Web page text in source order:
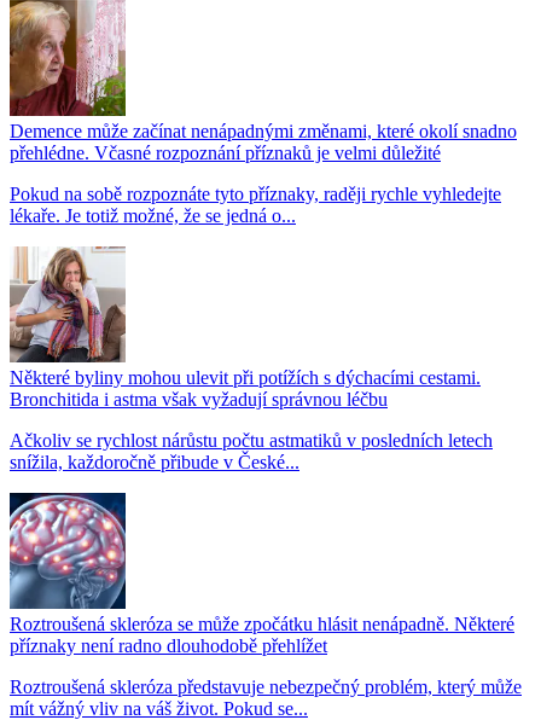
Demence může začínat nenápadnými změnami, které okolí snadno
přehlédne. Včasné rozpoznání příznaků je velmi důležité
Pokud na sobě rozpoznáte tyto příznaky, raději rychle vyhledejte
lékaře. Je totiž možné, že se jedná o...
Některé byliny mohou ulevit při potížích s dýchacími cestami.
Bronchitida i astma však vyžadují správnou léčbu
Ačkoliv se rychlost nárůstu počtu astmatiků v posledních letech
snížila, každoročně přibude v České...
Roztroušená skleróza se může zpočátku hlásit nenápadně. Některé
příznaky není radno dlouhodobě přehlížet
Roztroušená skleróza představuje nebezpečný problém, který může
mít vážný vliv na váš život. Pokud se...